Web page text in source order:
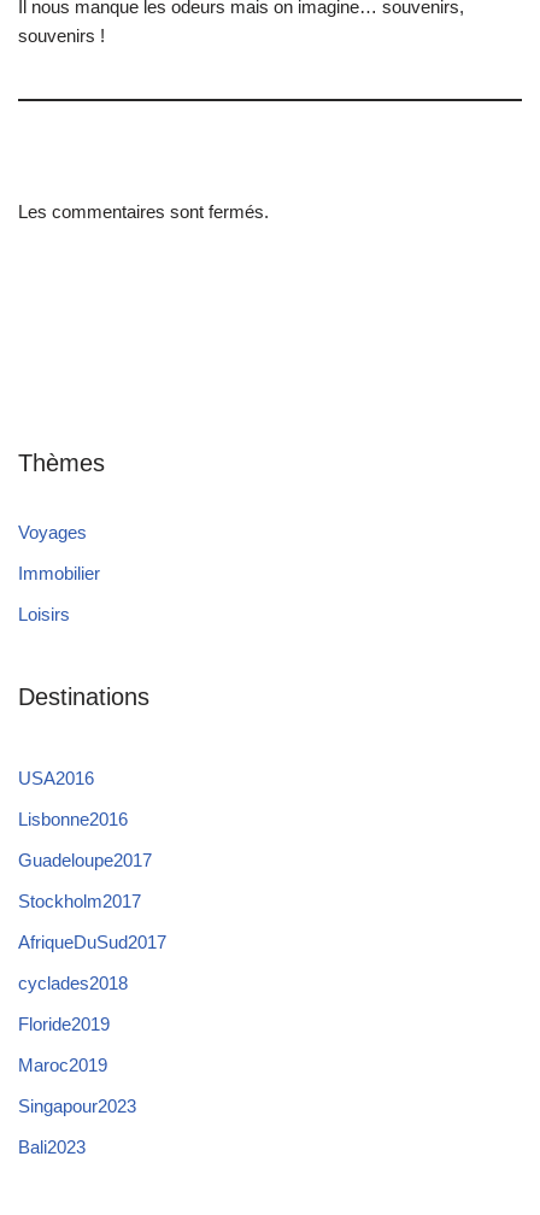
Il nous manque les odeurs mais on imagine… souvenirs,
souvenirs !
Les commentaires sont fermés.
Thèmes
Voyages
Immobilier
Loisirs
Destinations
USA2016
Lisbonne2016
Guadeloupe2017
Stockholm2017
AfriqueDuSud2017
cyclades2018
Floride2019
Maroc2019
Singapour2023
Bali2023